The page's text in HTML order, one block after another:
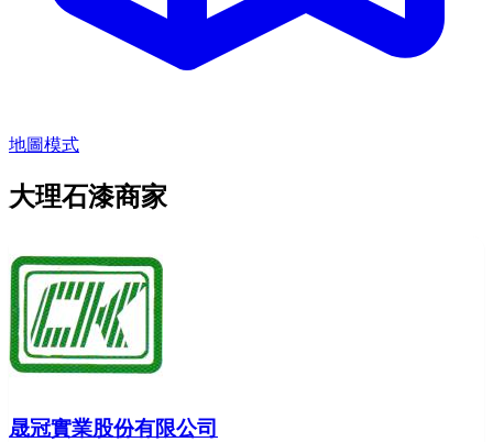
地圖模式
大理石漆商家
晟冠實業股份有限公司